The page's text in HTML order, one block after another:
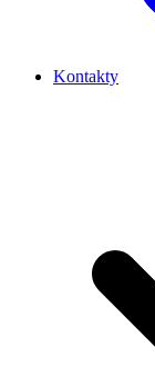
Kontakty